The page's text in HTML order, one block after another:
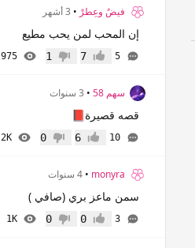
فيضٌ وعِطرْ • 3 أشهر
إن المحب لمن يحب مطيع
5 إعجاب7 عدم إعجاب
1
975
سهم 58 • 3 سنوات
قصه قصيرة📕
10 إعجاب6 عدم إعجاب
0
2K
monyra
• 4 سنوات
سمن ماعز بري (صافي )
3 إعجاب0 عدم إعجاب
0
1K